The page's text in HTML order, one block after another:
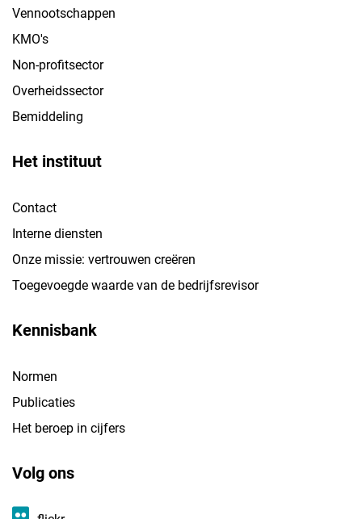
Vennootschappen
KMO's
Non-profitsector
Overheidssector
Bemiddeling
Het instituut
Contact
Interne diensten
Onze missie: vertrouwen creëren
Toegevoegde waarde van de bedrijfsrevisor
Kennisbank
Normen
Publicaties
Het beroep in cijfers
Volg ons